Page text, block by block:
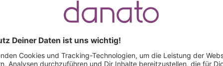
Personalisierbar